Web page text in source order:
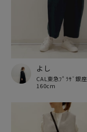
よし
CAL東急ﾌﾟﾗｻﾞ銀座
160cm